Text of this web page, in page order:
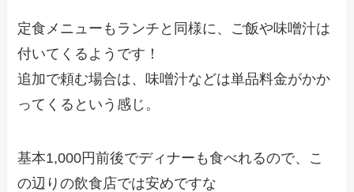
定食メニューもランチと同様に、ご飯や味噌汁は
付いてくるようです！
追加で頼む場合は、味噌汁などは単品料金がかか
ってくるという感じ。
基本1,000円前後でディナーも食べれるので、こ
の辺りの飲食店では安めですな